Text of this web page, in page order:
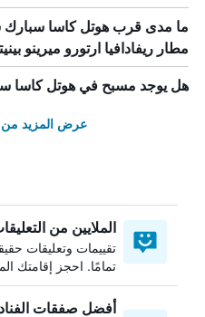
ما مدى قرب هوتل كاسا سبارك
مطار ريفادافيا ارتورو ميرينو
هل يوجد مسبح في هوتل كاسا
عرض المزيد من
الملايين من
تقييمات وتعليقات
تمامًا. احجز إقامتك
أفضل صفقات